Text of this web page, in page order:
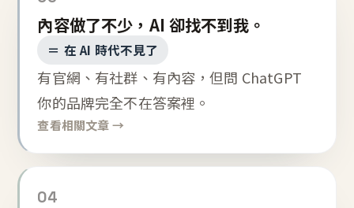
內容做了不少，AI 卻找不到我。
＝ 在 AI 時代不見了
有官網、有社群、有內容，但問 ChatGPT
你的品牌完全不在答案裡。
查看相關文章 →
04